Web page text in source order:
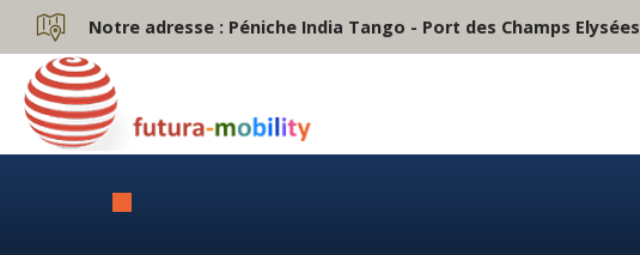
Notre adresse : Péniche India Tango - Port des Champs